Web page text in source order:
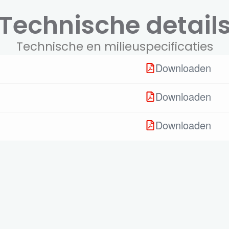
Technische en milieuspecificaties
Downloaden
Downloaden
Downloaden